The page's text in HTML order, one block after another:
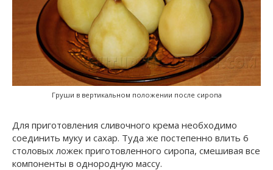
Груши в вертикальном положении после сиропа
Для приготовления сливочного крема необходимо
соединить муку и сахар. Туда же постепенно влить 6
столовых ложек приготовленного сиропа, смешивая все
компоненты в однородную массу.